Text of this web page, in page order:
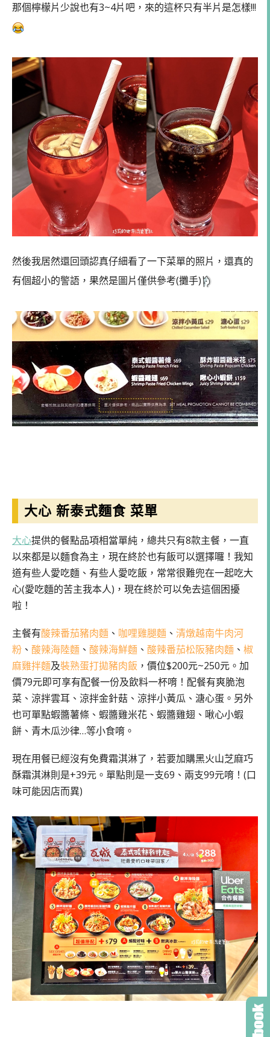
那個檸檬片少說也有3~4片吧，來的這杯只有半片是怎樣!!!
然後我居然還回頭認真仔細看了一下菜單的照片，還真的
有個超小的警語，果然是圖片僅供參考(攤手)
大心 新泰式麵食 菜單
大心提供的餐點品項相當單純，總共只有8款主餐，一直
以來都是以麵食為主，現在終於也有飯可以選擇囉！我知
道有些人愛吃麵、有些人愛吃飯，常常很難兜在一起吃大
心(愛吃麵的苦主我本人)，現在終於可以免去這個困擾
啦！
主餐有酸辣番茄豬肉麵 、 咖哩雞腿麵 、 清燉越南牛肉河
粉 、 酸辣海陸麵 、 酸辣海鮮麵 、 酸辣番茄松阪豬肉麵 、 椒
麻雞拌麵及裝熟蛋打拋豬肉飯 ，價位$200元~250元。加
價79元即可享有配餐一份及飲料一杯唷！配餐有爽脆泡
菜、涼拌雲耳、涼拌金針菇、涼拌小黃瓜、溏心蛋。另外
也可單點蝦醬薯條、蝦醬雞米花、蝦醬雞翅、啾心小蝦
餅、青木瓜沙律…等小食唷。
現在用餐已經沒有免費霜淇淋了，若要加購黑火山芝麻巧
酥霜淇淋則是+39元。單點則是一支69、兩支99元唷！(口
味可能因店而異)